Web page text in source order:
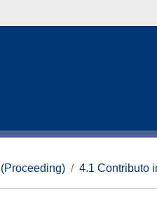
4.1 Contributo